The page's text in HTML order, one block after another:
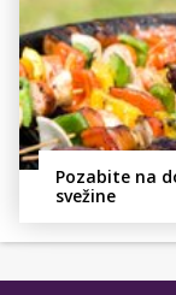
Pozabite na
svežine